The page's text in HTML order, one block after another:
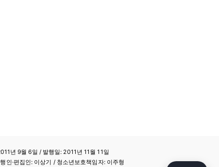
년 9월 6일 / 발행일: 2011년 11월 11일
인·편집인: 이상기 / 청소년보호책임자: 이주형